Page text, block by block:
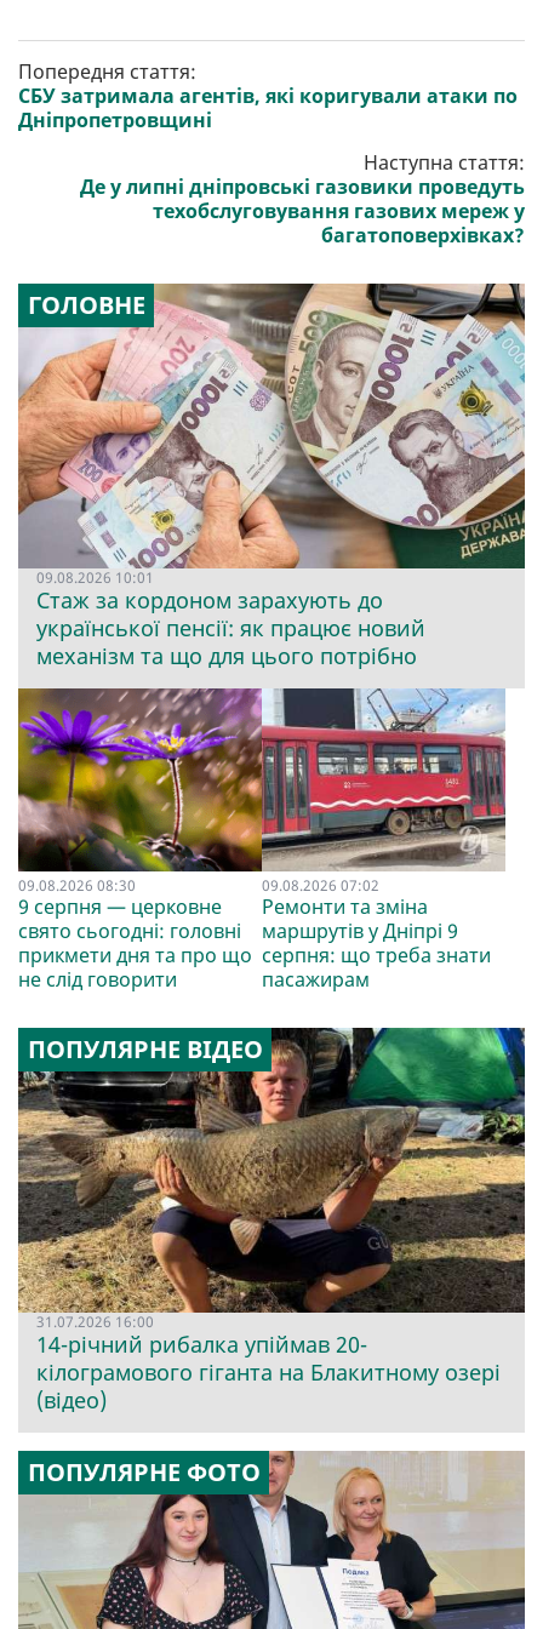
Попередня стаття:
СБУ затримала агентів, які коригували атаки по
Дніпропетровщині
Наступна стаття:
Де у липні дніпровські газовики проведуть
техобслуговування газових мереж у
багатоповерхівках?
ГОЛОВНЕ
09.08.2026 10:01
Стаж за кордоном зарахують до
української пенсії: як працює новий
механізм та що для цього потрібно
09.08.2026 08:30
9 серпня — церковне
свято сьогодні: головні
прикмети дня та про що
не слід говорити
09.08.2026 07:02
Ремонти та зміна
маршрутів у Дніпрі 9
серпня: що треба знати
пасажирам
ПОПУЛЯРНЕ ВІДЕО
31.07.2026 16:00
14-річний рибалка упіймав 20-
кілограмового гіганта на Блакитному озері
(відео)
ПОПУЛЯРНЕ ФОТО